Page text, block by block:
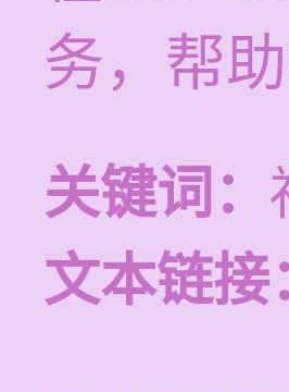
务，帮
关键词：
文本链接